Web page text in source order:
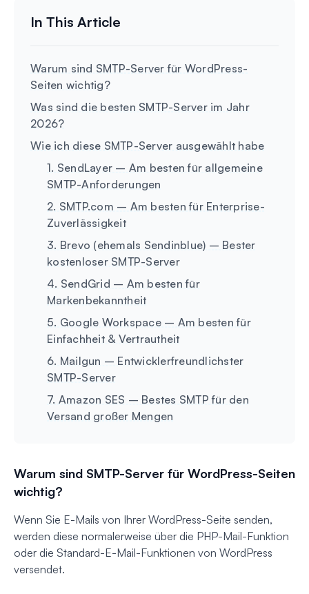
Warum sind SMTP-Server für WordPress-
Seiten wichtig?
Was sind die besten SMTP-Server im Jahr
2026?
Wie ich diese SMTP-Server ausgewählt habe
1. SendLayer – Am besten für allgemeine
SMTP-Anforderungen
2. SMTP.com – Am besten für Enterprise-
Zuverlässigkeit
3. Brevo (ehemals Sendinblue) – Bester
kostenloser SMTP-Server
4. SendGrid – Am besten für
Markenbekanntheit
5. Google Workspace – Am besten für
Einfachheit & Vertrautheit
6. Mailgun – Entwicklerfreundlichster
SMTP-Server
7. Amazon SES – Bestes SMTP für den
Versand großer Mengen
Warum sind SMTP-Server für WordPress-Seiten
wichtig?
Wenn Sie E-Mails von Ihrer WordPress-Seite senden,
werden diese normalerweise über die PHP-Mail-Funktion
oder die Standard-E-Mail-Funktionen von WordPress
versendet.